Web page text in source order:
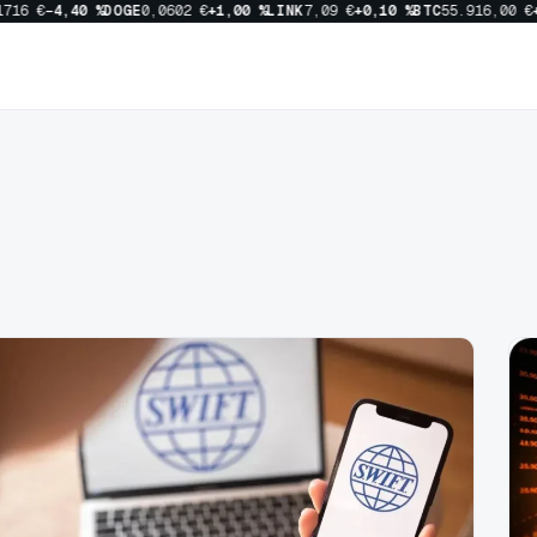
€−4,40 %DOGE0,0602 €+1,00 %LINK7,09 €+0,10 %BTC55.916,00 €